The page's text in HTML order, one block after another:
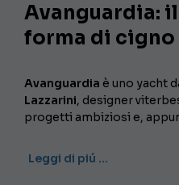
Avanguardia:
forma di cigno
Avanguardia è uno yacht
Lazzarini, designer
progetti ambiziosi e,
Leggi di piú …